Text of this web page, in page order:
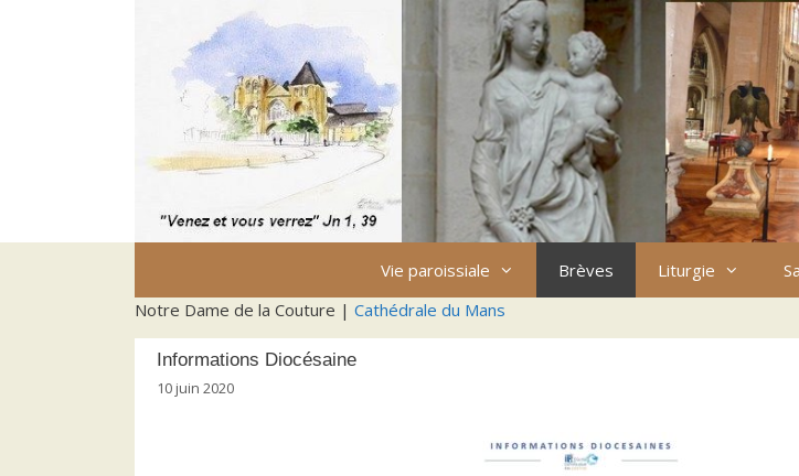
Vie paroissiale Brèves Liturgie
Notre Dame de la Couture | Cathédrale du Mans
Informations Diocésaine
10 juin 2020